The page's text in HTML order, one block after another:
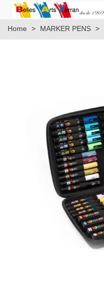
Home > MARKER PENS >